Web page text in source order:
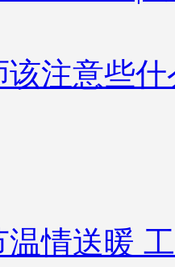
注意些什
情送暖